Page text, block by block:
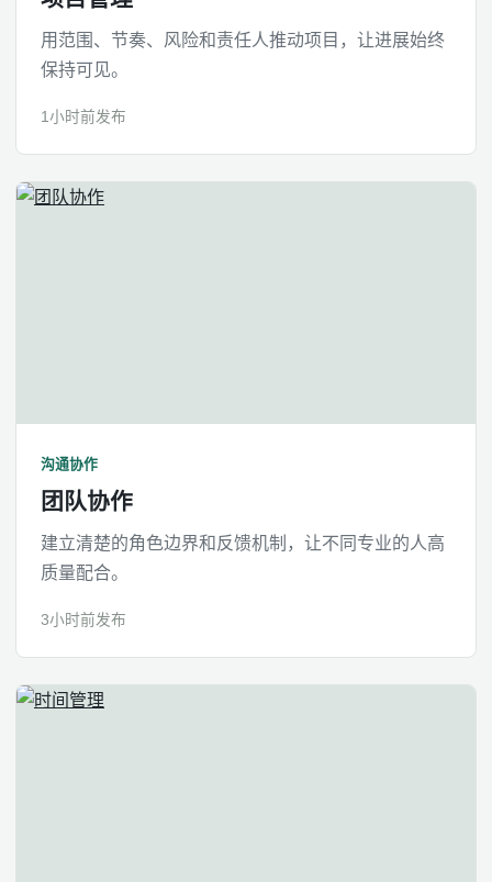
用范围、节奏、风险和责任人推动项目，让进展始终
保持可见。
1小时前发布
沟通协作
团队协作
建立清楚的角色边界和反馈机制，让不同专业的人高
质量配合。
3小时前发布